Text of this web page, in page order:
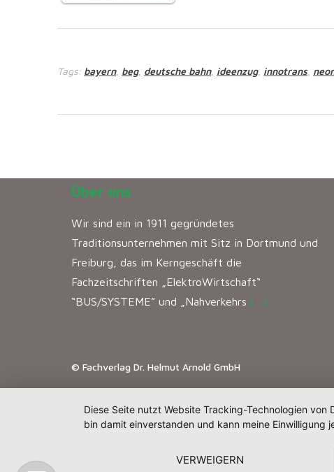
Tags: bayern, beg, deutsche bahn, ideenzug, innotrans,
Über uns
Wir sind ein in 1911 gegründetes
Traditionsunternehmen mit Sitz in Dortmund und
Freiburg, das im Kerngeschäft die
Fachzeitschriften „ElektroWirtschaft“
“BUS/SYSTEME” und „Nahverkehrs […]
© Fachverlag Dr. Helmut Arnold GmbH
Diese Seite nutzt Website Tracking-Technologien
bin damit einverstanden und kann meine
VERWEIGERN